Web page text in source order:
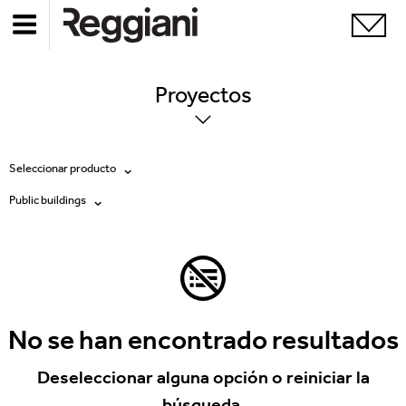
Proyectos
Seleccionar producto
Todos los productos
Mood Evo
Traceline System
Public buildings
No se han encontrado resultados
Deseleccionar alguna opción o reiniciar la